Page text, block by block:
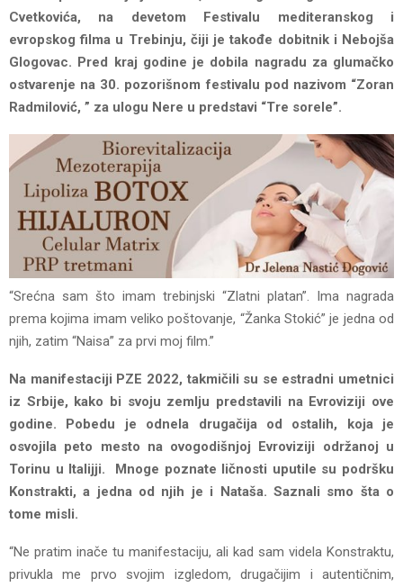
Cvetkovića, na devetom Festivalu mediteranskog i
evropskog filma u Trebinju, čiji je takođe dobitnik i Nebojša
Glogovac. Pred kraj godine je dobila nagradu za glumačko
ostvarenje na 30. pozorišnom festivalu pod nazivom “Zoran
Radmilović, ” za ulogu Nere u predstavi “Tre sorele”.
“Srećna sam što imam trebinjski “Zlatni platan”. Ima nagrada
prema kojima imam veliko poštovanje, “Žanka Stokić” je jedna od
njih, zatim “Naisa” za prvi moj film.”
Na manifestaciji PZE 2022, takmičili su se estradni umetnici
iz Srbije, kako bi svoju zemlju predstavili na Evroviziji ove
godine. Pobedu je odnela drugačija od ostalih, koja je
osvojila peto mesto na ovogodišnjoj Evroviziji održanoj u
Torinu u Italijji. Mnoge poznate ličnosti uputile su podršku
Konstrakti, a jedna od njih je i Nataša. Saznali smo šta o
tome misli.
“Ne pratim inače tu manifestaciju, ali kad sam videla Konstraktu,
privukla me prvo svojim izgledom, drugačijim i autentičnim,